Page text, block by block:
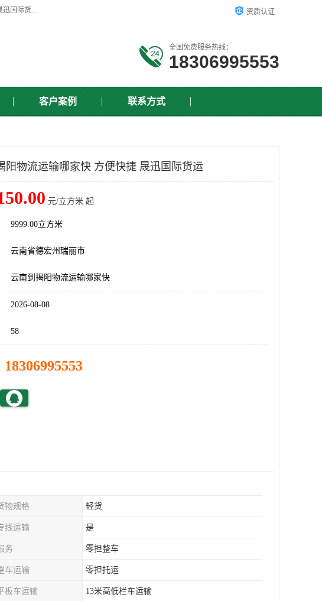
云南晟迅国际货运代理有限公司提供瑞丽口岸、磨憨口岸、腾冲口岸报关、报检，缅甸、老挝物流清关报价、价格、厂家直销服务，云南晟迅国际货运代理有限公司，由一支精通业务、经验丰富、责任心强的专业团队组建于,云南晟迅国际货运代理有限公司商铺。 资质认证
全国免费服务热线：
18306995553
客户案例 联系方式
阳物流运输哪家快 方便快捷 晟迅国际货运
元/立方米 起
9999.00立方米
云南省德宏州瑞丽市
云南到揭阳物流运输哪家快
2026-08-08
58
18306995553
物规格 轻货
线运输 是
务 零担整车
车运输 零担托运
板车运输 13米高低栏车运输